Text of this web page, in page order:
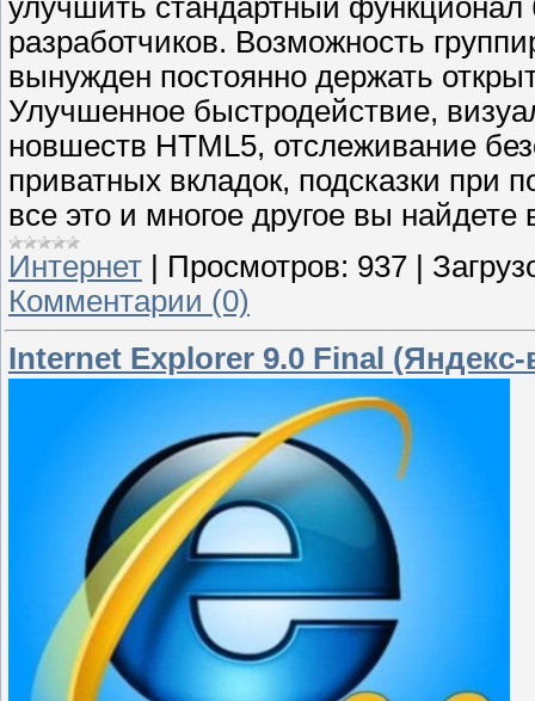
улучшить стандартный функционал
разработчиков. Возможность
вынужден постоянно держать
Улучшенное быстродействие,
новшеств HTML5, отслеживание
приватных вкладок, подсказки при
все это и многое другое вы
Интернет
Просмотров: 937
Комментарии (0)
Internet Explorer 9.0 Final (Яндекс-